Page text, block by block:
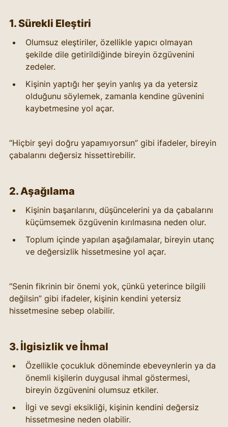
1. Sürekli Eleştiri
Olumsuz eleştiriler, özellikle yapıcı olmayan
şekilde dile getirildiğinde bireyin özgüvenini
zedeler.
Kişinin yaptığı her şeyin yanlış ya da yetersiz
olduğunu söylemek, zamanla kendine güvenini
kaybetmesine yol açar.
“Hiçbir şeyi doğru yapamıyorsun” gibi ifadeler, bireyin
çabalarını değersiz hissettirebilir.
2. Aşağılama
Kişinin başarılarını, düşüncelerini ya da çabalarını
küçümsemek özgüvenin kırılmasına neden olur.
Toplum içinde yapılan aşağılamalar, bireyin utanç
ve değersizlik hissetmesine yol açar.
“Senin fikrinin bir önemi yok, çünkü yeterince bilgili
değilsin” gibi ifadeler, kişinin kendini yetersiz
hissetmesine sebep olabilir.
3. İlgisizlik ve İhmal
Özellikle çocukluk döneminde ebeveynlerin ya da
önemli kişilerin duygusal ihmal göstermesi,
bireyin özgüvenini olumsuz etkiler.
İlgi ve sevgi eksikliği, kişinin kendini değersiz
hissetmesine neden olabilir.